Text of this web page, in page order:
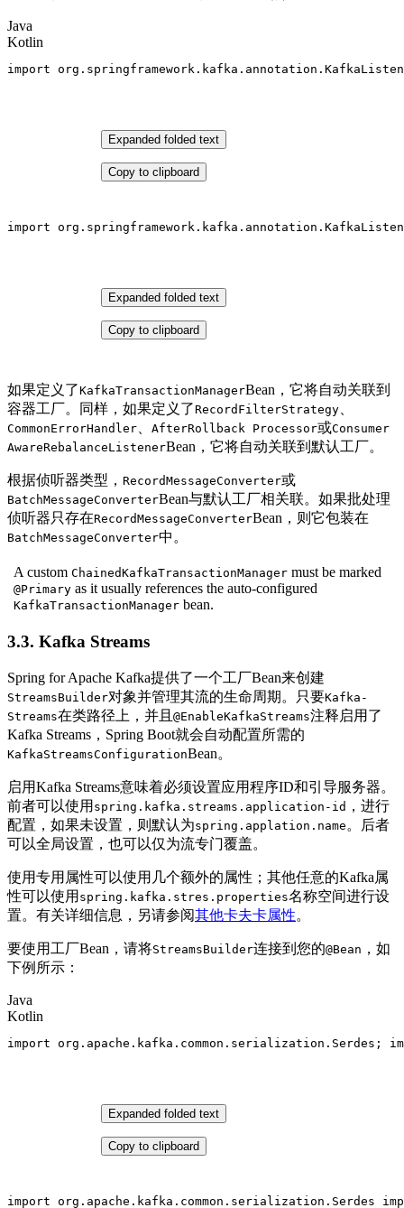
Java
Kotlin
import
Expanded folded text
Copy to clipboard
import org.springframework.kafka. annotation
Expanded folded text
Copy to clipboard
如果定义了KafkaTransactionManagerBean，它将自动关联到
容器工厂。同样，如果定义了RecordFilterStrategy
CommonErrorHandler AfterRollback Processor或Consumer
AwareRebalanceListenerBean，它将自动关联到默认工厂。
根据侦听器类型， RecordMessageConverter或
BatchMessageConverterBean与默认工厂相关联。如果批处理
侦听器只存在RecordMessageConverterBean，则它包装在
BatchMessageConverter中。
A custom ChainedKafkaTransactionManager must be marked
@Primary as it usually references the auto-configured
KafkaTransactionManager bean.
3.3. Kafka Streams
Spring for Apache Kafka提供了一个工厂Bean来创建
StreamsBuilder对象并管理其流的生命周期。只要Kafka-
Streams在类路径上，并且 @EnableKafkaStreams注释启用了
Kafka Streams，Spring Boot就会自动配置所需的
KafkaStreamsConfigurationBean。
启用Kafka Streams意味着必须设置应用程序ID和引导服务器。
前者可以使用 spring.kafka.streams.application-id ，进行
配置，如果未设置，则默认为spring.applation.name 。后者
可以全局设置，也可以仅为流专门覆盖。
使用专用属性可以使用几个额外的属性；其他任意的Kafka属
性可以使用 spring.kafka.stres.properties名称空间进行设
置。有关详细信息，另请参阅其他卡夫卡属性。
要使用工厂Bean，请将StreamsBuilder连接到您的@Bean ，如
下例所示：
Java
Kotlin
import org.apache.kafka.common.serialization.Serdes;
Expanded folded text
Copy to clipboard
import org.apache.kafka.common.serialization.Serdes